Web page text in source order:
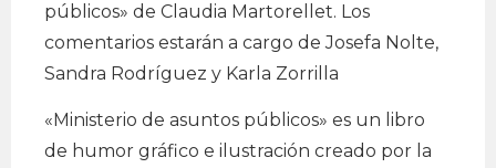
públicos» de Claudia Martorellet. Los
comentarios estarán a cargo de Josefa Nolte,
Sandra Rodríguez y Karla Zorrilla
«Ministerio de asuntos públicos» es un libro
de humor gráfico e ilustración creado por la